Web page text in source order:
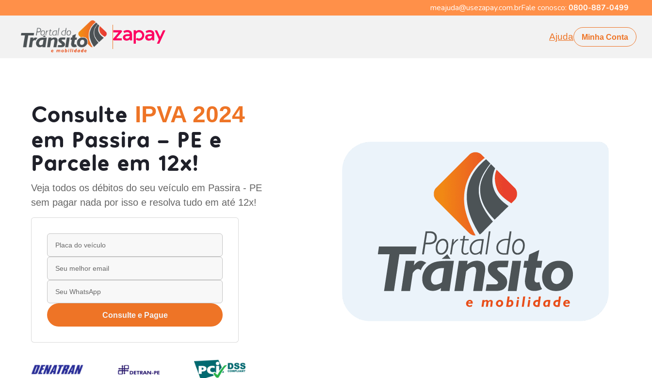
meajuda@usezapay.com.brFale conosco: 0800-887-0499
Ajuda Minha Conta
Consulte IPVA 2024
em Passira - PE e
Parcele em 12x!
Veja todos os débitos do seu veículo em Passira - PE
sem pagar nada por isso e resolva tudo em até 12x!
Consulte e Pague